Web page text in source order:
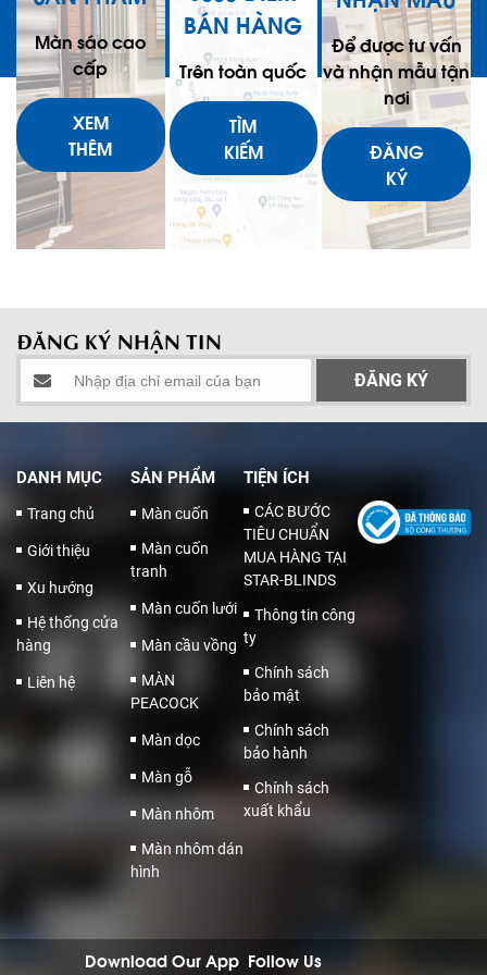
Màn sáo cao
cấp
XEM
THÊM
BÁN HÀNG
Trên toàn quốc
TÌM
KIẾM
Để được tư vấn
và nhận mẫu tận
nơi
ĐĂNG
KÝ
ĐĂNG KÝ NHẬN TIN
DANH MỤC
Trang chủ
Giới thiệu
Xu hướng
Hệ thống cửa
hàng
Liên hệ
SẢN PHẨM
Màn cuốn
Màn cuốn
tranh
Màn cuốn lưới
Màn cầu vồng
MÀN
PEACOCK
Màn dọc
Màn gỗ
Màn nhôm
Màn nhôm dán
hình
TIỆN ÍCH
CÁC BƯỚC
TIÊU CHUẨN
MUA HÀNG TẠI
STAR-BLINDS
Thông tin công
ty
Chính sách
bảo mật
Chính sách
bảo hành
Chính sách
xuất khẩu
Download Our App Follow Us